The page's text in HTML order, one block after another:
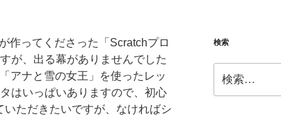
作ってくださった「Scratchプロ
が、出る幕がありませんでした
アナと雪の女王」を使ったレッ
はいっぱいありますので、初心
ただきたいですが、なければシ
検索
索: